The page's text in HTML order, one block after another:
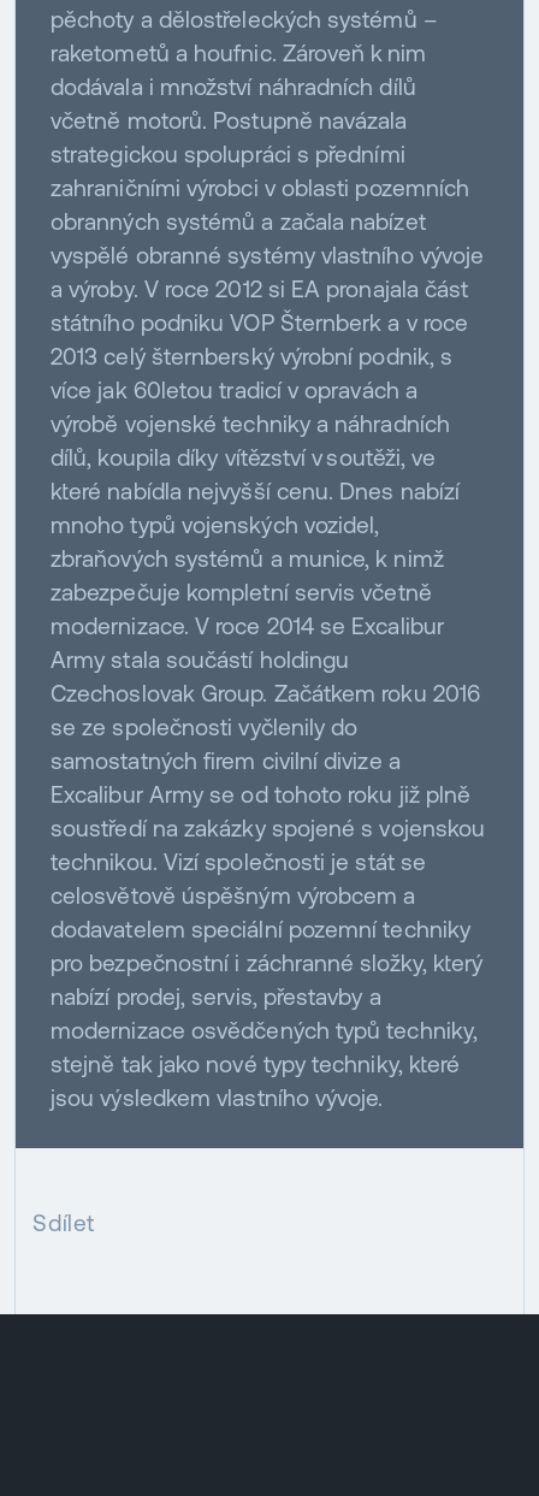
pěchoty a dělostřeleckých systémů –
raketometů a houfnic. Zároveň k nim
dodávala i množství náhradních dílů
včetně motorů. Postupně navázala
strategickou spolupráci s předními
zahraničními výrobci v oblasti pozemních
obranných systémů a začala nabízet
vyspělé obranné systémy vlastního vývoje
a výroby. V roce 2012 si EA pronajala část
státního podniku VOP Šternberk a v roce
2013 celý šternberský výrobní podnik, s
více jak 60letou tradicí v opravách a
výrobě vojenské techniky a náhradních
dílů, koupila díky vítězství v soutěži, ve
které nabídla nejvyšší cenu. Dnes nabízí
mnoho typů vojenských vozidel,
zbraňových systémů a munice, k nimž
zabezpečuje kompletní servis včetně
modernizace. V roce 2014 se Excalibur
Army stala součástí holdingu
Czechoslovak Group. Začátkem roku 2016
se ze společnosti vyčlenily do
samostatných firem civilní divize a
Excalibur Army se od tohoto roku již plně
soustředí na zakázky spojené s vojenskou
technikou. Vizí společnosti je stát se
celosvětově úspěšným výrobcem a
dodavatelem speciální pozemní techniky
pro bezpečnostní i záchranné složky, který
nabízí prodej, servis, přestavby a
modernizace osvědčených typů techniky,
stejně tak jako nové typy techniky, které
jsou výsledkem vlastního vývoje.
Sdílet